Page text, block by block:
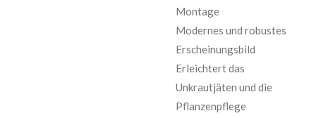
Montage
Modernes und robustes
Erscheinungsbild
Erleichtert das
Unkrautjäten und die
Pflanzenpflege